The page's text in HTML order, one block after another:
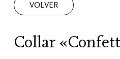
VOLVER
Collar